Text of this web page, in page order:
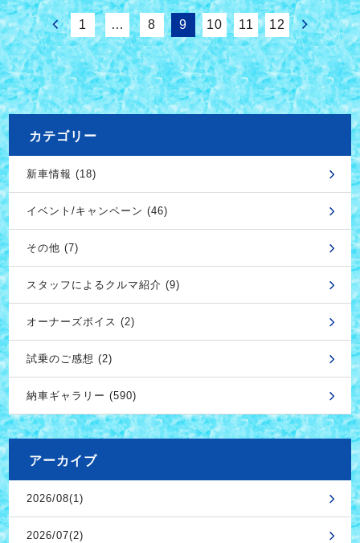
1 … 8 9 10 11 12
カテゴリー
新車情報 (18)
イベント/キャンペーン (46)
その他 (7)
スタッフによるクルマ紹介 (9)
オーナーズボイス (2)
試乗のご感想 (2)
納車ギャラリー (590)
アーカイブ
2026/08(1)
2026/07(2)